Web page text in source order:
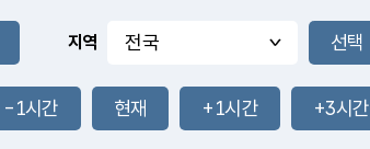
-mm
25.3
℃
25.5℃
0.6m/s
-mm
-mm
지역
-1시간 현재 +1시간 +3시간